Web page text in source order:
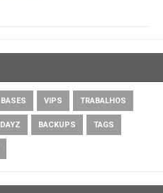
BASES VIPS TRABALHOS
DAYZ BACKUPS TAGS